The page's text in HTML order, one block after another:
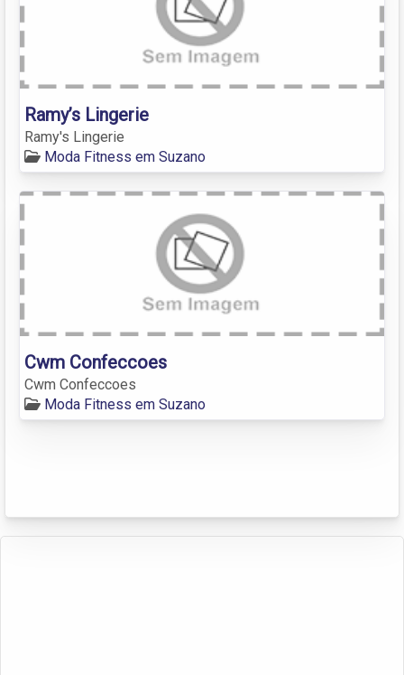
Ramy’s Lingerie
Ramy's Lingerie
Moda Fitness em Suzano
Cwm Confeccoes
Cwm Confeccoes
Moda Fitness em Suzano